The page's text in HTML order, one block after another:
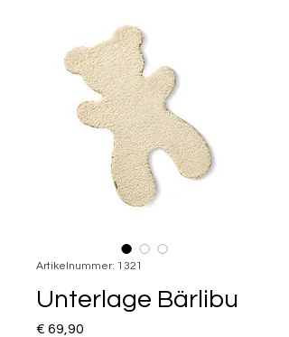
Artikelnummer: 1321
Unterlage Bärlibu
€ 69,90